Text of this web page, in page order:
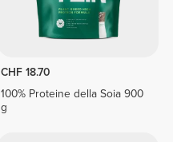
CHF 18.70
100% Proteine della Soia 900
g